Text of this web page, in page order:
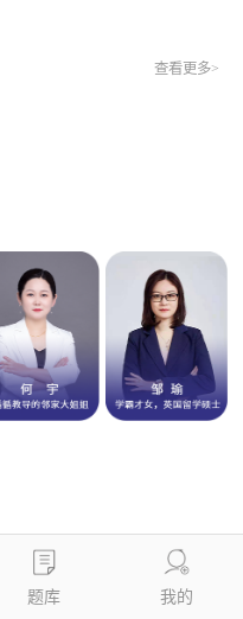
题库 我的
查看更多>